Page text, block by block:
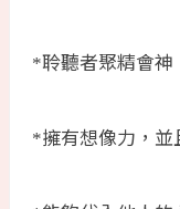
*聆聽者聚精會
*擁有想像力，